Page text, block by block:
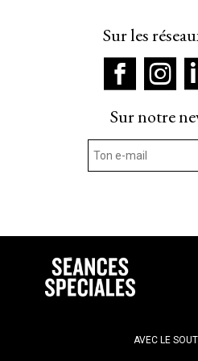
Sur les
Sur notre
AVEC LE